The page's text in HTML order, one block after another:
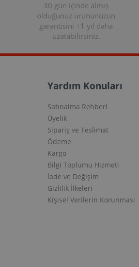
30 gün içinde almış
olduğunuz ürününüzün
garantisini +1 yıl daha
uzatabilirsiniz.
Yardım Konuları
Satınalma Rehberi
Üyelik
Sipariş ve Teslimat
Ödeme
Kargo
Bilgi Toplumu Hizmeti
İade ve Değişim
Gizlilik İlkeleri
Kişisel Verilerin Korunması